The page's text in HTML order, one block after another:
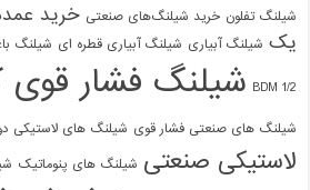
شیلنگ تفلون خرید شیلنگ‌های صنعتی خرید
یک شیلنگ آبیاری شیلنگ آبیاری قطره ای شیلنگ
1/2 BDM شیلنگ فشار قوی
شیلنگ های صنعتی فشار قوی شیلنگ های لاستیکی
لاستیکی صنعتی شیلنگ های پنوماتیک